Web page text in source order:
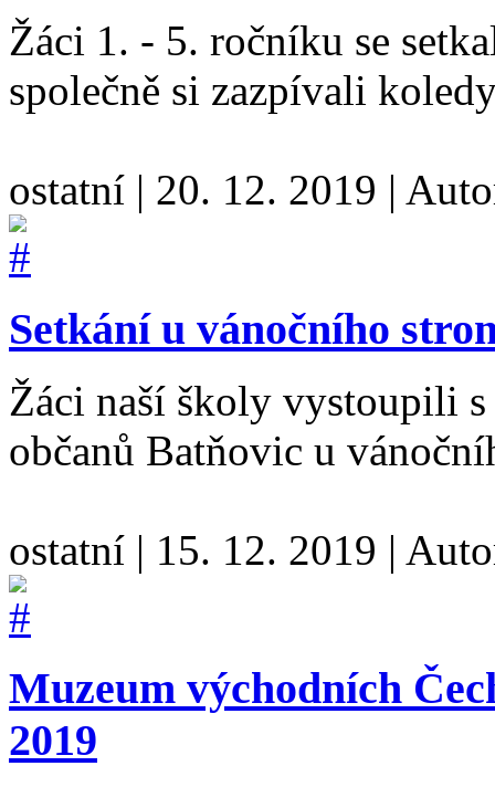
Žáci 1. - 5. ročníku se
společně si zazpívali
ostatní | 20. 12. 2019 |
Setkání u vánočního
Žáci naší školy vystoupili
občanů Batňovic u
ostatní | 15. 12. 2019 |
Muzeum východních
2019